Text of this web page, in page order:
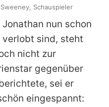
Jonathan nun schon
verlobt sind, steht
nicht zur
gegenüber
sei er
eingespannt:
Schauspieler